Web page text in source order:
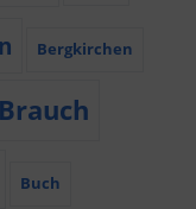
Bergkirchen
Brauch
Buch